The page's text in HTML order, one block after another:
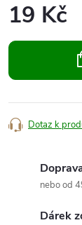
19 Kč
Dotaz k
nebo od
Dárek